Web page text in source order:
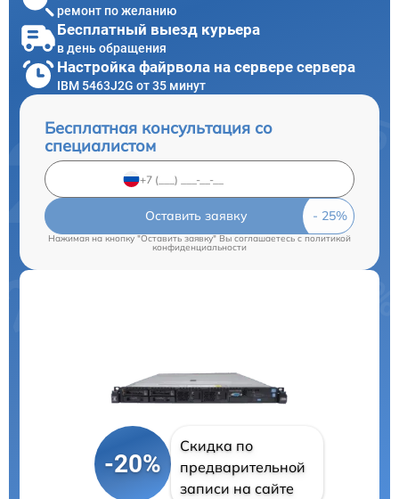
ремонт по желанию
Бесплатный выезд курьера
в день обращения
Настройка файрвола на сервере сервера
IBM 5463J2G от 35 минут
Бесплатная консультация со
специалистом
Оставить заявку
Нажимая на кнопку "Оставить заявку" Вы соглашаетесь c политикой
конфиденциальности
-20%
Скидка по
предварительной
записи на сайте